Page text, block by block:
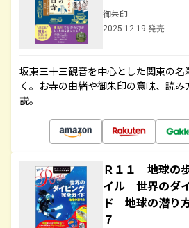
御朱印
2025.12.19 発売
坂東三十三観音を中心とした関東の
く。お寺の由緒や御朱印の意味、読
説。
Ｒ１１ 地球の
イル 世界のダ
ド 地球の潜り
７